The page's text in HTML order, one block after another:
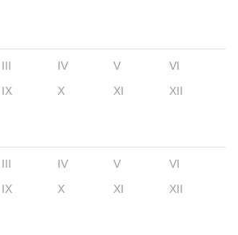
III IV V
VI
IX X XI XII
III IV V
VI
IX X XI XII